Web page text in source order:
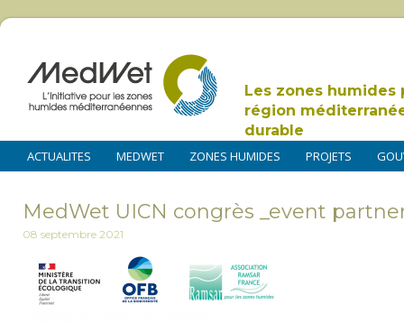
Les zones humides
région
durable
ACTUALITES MEDWET ZONES HUMIDES PROJETS
MedWet UICN congrès _event
08 septembre 2021